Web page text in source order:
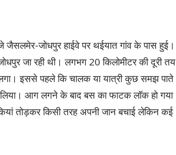
जैसलमेर-जोधपुर हाईवे पर थईयात गांव के पास हुई।
जा रही थी। लगभग 20 किलोमीटर की दूरी तय
इससे पहले कि चालक या यात्री कुछ समझ पाते
आग लगने के बाद बस का फाटक लॉक हो गया
तोड़कर किसी तरह अपनी जान बचाई लेकिन कई